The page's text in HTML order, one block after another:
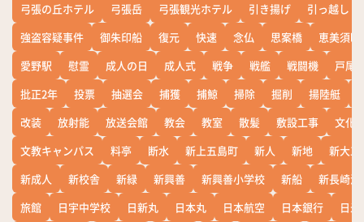
弓張の丘ホテル
弓張岳 弓張観光ホテル 引き揚げ
引っ越し
強盗容疑事件
御朱印船 復元 快速 念仏 思案橋
恵美須町
愛野駅
慰霊 成人の日 成人式 戦争 戦艦 戦闘機
戸尾
批正2年
投票 抽選会 捕獲 捕鯨 掃除 掘削 揚陸艇
改装
放射能 放送会館 教会 教室 散髪 敷設工事
文化
文教キャンパス
料亭 断水 新上五島町 新人 新地
新大工
新成人
新校舎 新緑 新興善 新興善小学校 新船
新長崎漁
旅館
日宇中学校 日新丸 日本丸 日本航空 日本銀行
日